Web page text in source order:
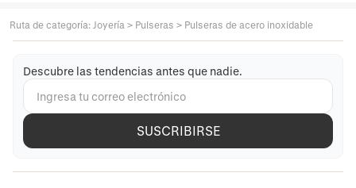
Ruta de categoría: Joyería > Pulseras > Pulseras de acero inoxidable
Descubre las tendencias antes que nadie.
SUSCRIBIRSE